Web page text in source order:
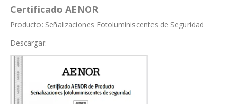
Certificado AENOR
Producto: Señalizaciones Fotoluminiscentes de Seguridad
Descargar: